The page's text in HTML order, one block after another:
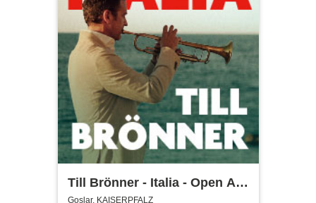
Till Brönner - Italia - Open Air
Goslar, KAISERPFALZ